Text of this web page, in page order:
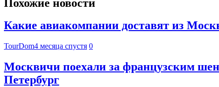
Похожие новости
Какие авиакомпании доставят из
TourDom4 месяца спустя 0
Москвичи поехали за французским
Петербург